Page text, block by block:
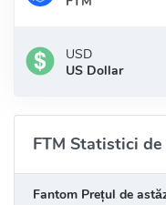
USD
US Dollar
FTM Statistici
Fantom Prețul de